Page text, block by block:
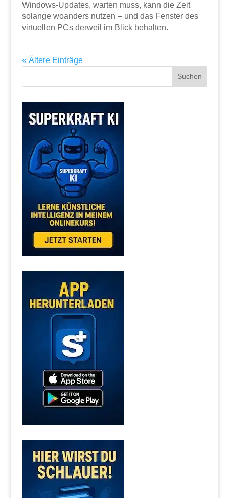
Windows-Updates, warten muss, kann die Zeit
solange woanders nutzen – und das Fenster des
virtuellen PCs derweil im Blick behalten.
« Ältere Einträge